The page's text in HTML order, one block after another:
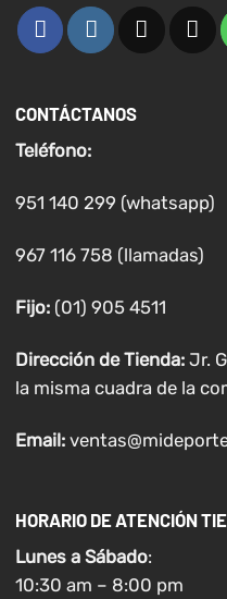
CONTÁCTANOS
Teléfono:
951 140 299 (whatsapp)
967 116 758 (llamadas)
Fijo:(01) 905 4511
Dirección de Tienda: Jr.
la misma cuadra de la
Email:
HORARIO DE ATENCIÓN
Lunes a Sábado:
10:30 am – 8:00 pm